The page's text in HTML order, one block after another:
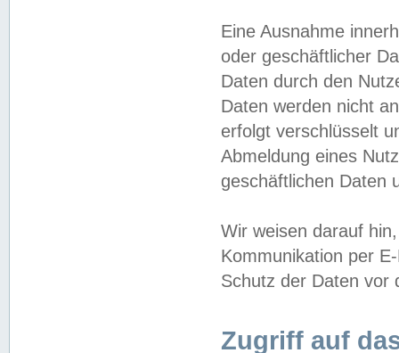
Eine Ausnahme
oder geschäftlicher
Daten durch den
Daten werden nicht
erfolgt verschlüsselt
Abmeldung eines
geschäftlichen Daten
Wir weisen darauf
Kommunikation per
Schutz der Daten vor
Zugriff auf